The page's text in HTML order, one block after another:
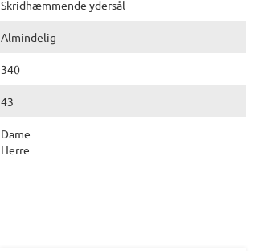
Skridhæmmende ydersål
Almindelig
340
43
Dame
Herre